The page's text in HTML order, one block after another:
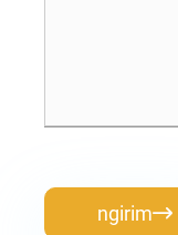
ngirim